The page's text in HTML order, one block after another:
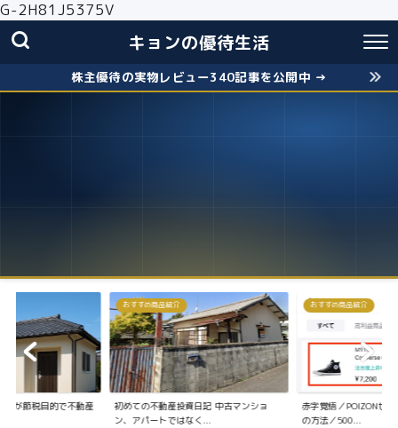
G-2H81J5375V
キョンの優待生活
株主優待の実物レビュー340記事を公開中 →
日記 中古マンショ
おすすめ商品紹介
赤字覚悟／POIZONせどりの仕入れ〜販売
の方法／500...
株主優待
失敗しないクロス取引
お得に株主優...